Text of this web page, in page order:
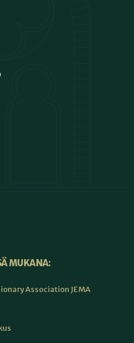
MUKANA:
Association JEMA